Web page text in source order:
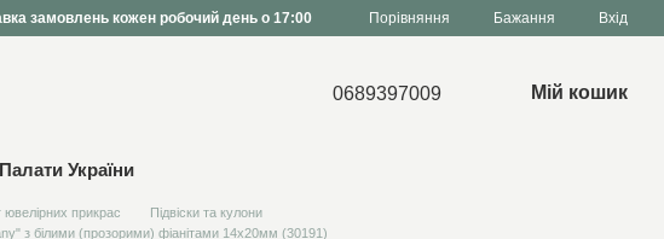
замовлень кожен робочий день о 17:00 Порівняння Бажання Вхід
0689397009 Мій кошик
України
ювелірних прикрас
Підвіски та кулони
з білими (прозорими) фіанітами 14х20мм (30191)